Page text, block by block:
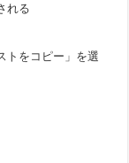
れる
トをコピー」を選